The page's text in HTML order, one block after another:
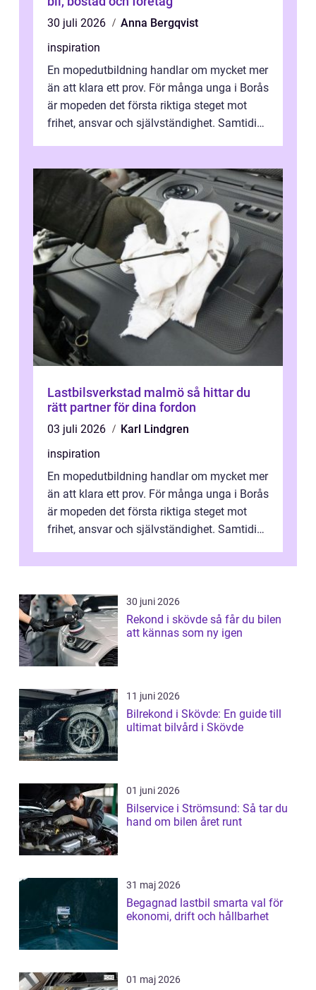
30 juli 2026
Anna Bergqvist
inspiration
En mopedutbildning handlar om mycket mer
än att klara ett prov. För många unga i Borås
är mopeden det första riktiga steget mot
frihet, ansvar och självständighet. Samtidigt
Lastbilsverkstad malmö så hittar du
rätt partner för dina fordon
03 juli 2026
Karl Lindgren
inspiration
En mopedutbildning handlar om mycket mer
än att klara ett prov. För många unga i Borås
är mopeden det första riktiga steget mot
frihet, ansvar och självständighet. Samtidigt
30 juni 2026
Rekond i skövde så får du bilen
att kännas som ny igen
11 juni 2026
Bilrekond i Skövde: En guide till
ultimat bilvård i Skövde
01 juni 2026
Bilservice i Strömsund: Så tar du
hand om bilen året runt
31 maj 2026
Begagnad lastbil smarta val för
ekonomi, drift och hållbarhet
01 maj 2026